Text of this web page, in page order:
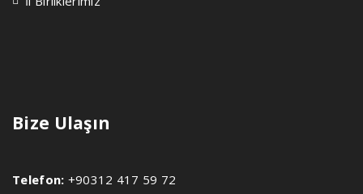
Bize Ulaşın
Telefon: +90312 417 59 72